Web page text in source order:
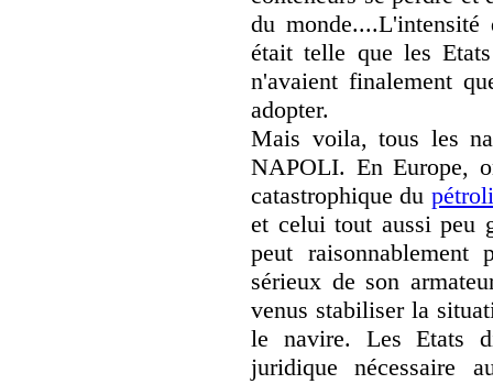
du
était telle que les
n'avaient finalement
adopter.
Mais voila, tous les
NAPOLI. En Europe,
catastrophique du
et celui tout aussi peu
peut
sérieux de son
venus stabiliser la
le navire. Les Etats
juridique nécessaire